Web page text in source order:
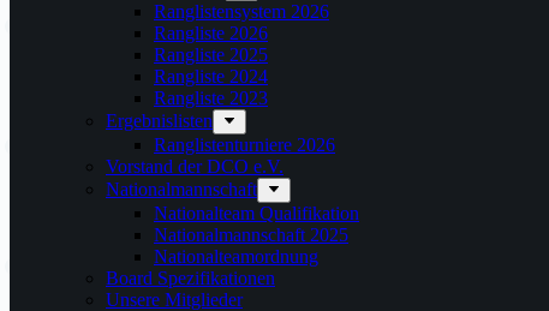
Ranglistensystem 2026
Rangliste 2026
Rangliste 2025
Rangliste 2024
Rangliste 2023
Ergebnislisten
Ranglistenturniere 2026
Vorstand der DCO e.V.
Nationalmannschaft
Nationalteam Qualifikation
Nationalmannschaft 2025
Nationalteamordnung
Board Spezifikationen
Unsere Mitglieder